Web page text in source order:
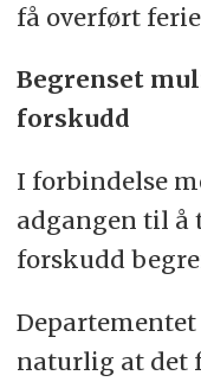
få overført
Begrenset
forskudd
I forbindelse
adgangen til å
forskudd
naturlig at det